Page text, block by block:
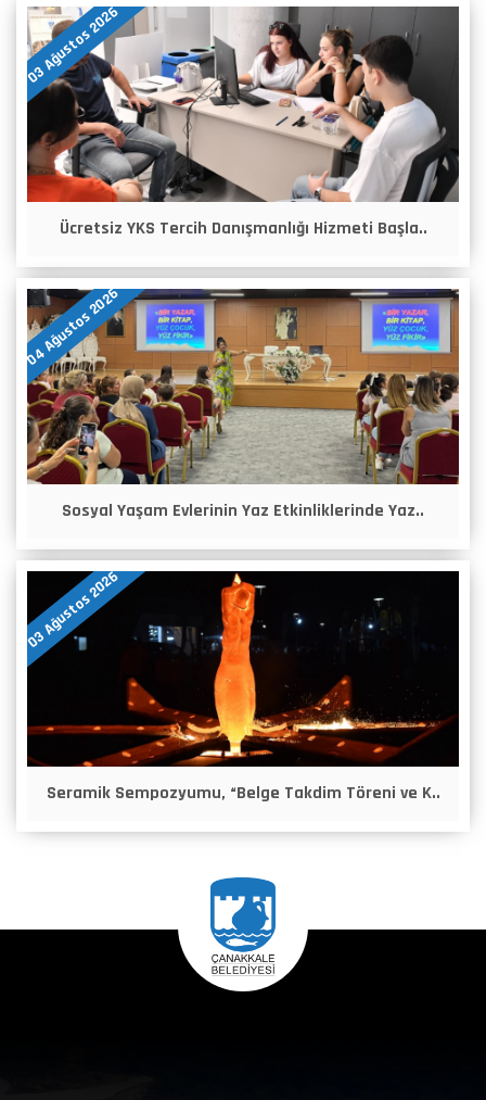
03 Ağustos 2026
Ücretsiz YKS Tercih Danışmanlığı Hizmeti Başla..
04 Ağustos 2026
Sosyal Yaşam Evlerinin Yaz Etkinliklerinde Yaz..
03 Ağustos 2026
Seramik Sempozyumu, “Belge Takdim Töreni ve K..